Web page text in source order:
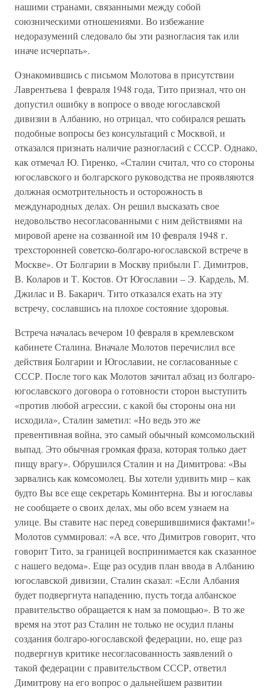
нашими странами, связанными между собой
союзническими отношениями. Во избежание
недоразумений следовало бы эти разногласия так или
иначе исчерпать».
Ознакомившись с письмом Молотова в присутствии
Лаврентьева 1 февраля 1948 года, Тито признал, что он
допустил ошибку в вопросе о вводе югославской
дивизии в Албанию, но отрицал, что собирался решать
подобные вопросы без консультаций с Москвой, и
отказался признать наличие разногласий с СССР. Однако,
как отмечал Ю. Гиренко, «Сталин считал, что со стороны
югославского и болгарского руководства не проявляются
должная осмотрительность и осторожность в
международных делах. Он решил высказать свое
недовольство несогласованными с ним действиями на
мировой арене на созванной им 10 февраля 1948 г.
трехсторонней советско-болгаро-югославской встрече в
Москве». От Болгарии в Москву прибыли Г. Димитров,
В. Коларов и Т. Костов. От Югославии – Э. Кардель, М.
Джилас и В. Бакарич. Тито отказался ехать на эту
встречу, сославшись на плохое состояние здоровья.
Встреча началась вечером 10 февраля в кремлевском
кабинете Сталина. Вначале Молотов перечислил все
действия Болгарии и Югославии, не согласованные с
СССР. После того как Молотов зачитал абзац из болгаро-
югославского договора о готовности сторон выступить
«против любой агрессии, с какой бы стороны она ни
исходила», Сталин заметил: «Но ведь это же
превентивная война, это самый обычный комсомольский
выпад. Это обычная громкая фраза, которая только дает
пищу врагу». Обрушился Сталин и на Димитрова: «Вы
зарвались как комсомолец. Вы хотели удивить мир – как
будто Вы все еще секретарь Коминтерна. Вы и югославы
не сообщаете о своих делах, мы обо всем узнаем на
улице. Вы ставите нас перед совершившимися фактами!»
Молотов суммировал: «А все, что Димитров говорит, что
говорит Тито, за границей воспринимается как сказанное
с нашего ведома». Еще раз осудив план ввода в Албанию
югославской дивизии, Сталин сказал: «Если Албания
будет подвергнута нападению, пусть тогда албанское
правительство обращается к нам за помощью». В то же
время на этот раз Сталин не только не осудил планы
создания болгаро-югославской федерации, но, еще раз
подвергнув критике несогласованность заявлений о
такой федерации с правительством СССР, ответил
Димитрову на его вопрос о дальнейшем развитии